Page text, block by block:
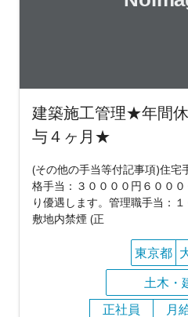
建築施工管理★年間
与４ヶ月★
(その他の手当等付記事項)住宅
格手当：３００００円６００
り優遇します。管理職手当：
敷地内禁煙 (正
東京都
土木・
正社員
月